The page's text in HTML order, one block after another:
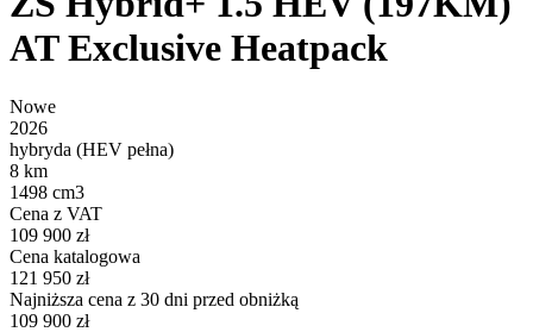
AT Exclusive Heatpack
Nowe
2026
hybryda (HEV pełna)
8 km
1498 cm3
Cena z VAT
109 900 zł
Cena katalogowa
121 950 zł
Najniższa cena z 30 dni przed obniżką
109 900 zł